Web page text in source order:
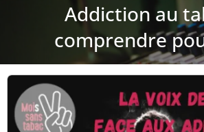
Addiction au
comprendre